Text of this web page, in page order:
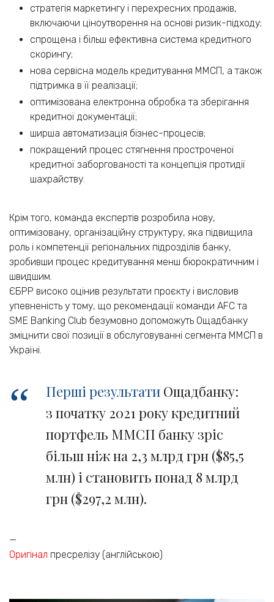
стратегія маркетингу і перехресних продажів,
включаючи ціноутворення на основі ризик-підходу;
спрощена і більш ефективна система кредитного
скорингу;
нова сервісна модель кредитування ММСП, а також
підтримка в її реалізації;
оптимізована електронна обробка та зберігання
кредитної документації;
ширша автоматизація бізнес-процесів;
покращений процес стягнення простроченої
кредитної заборгованості та концепція протидії
шахрайству.
Крім того, команда експертів розробила нову,
оптимізовану, організаційну структуру, яка підвищила
роль і компетенції регіональних підрозділів банку,
зробивши процес кредитування менш бюрократичним і
швидшим.
ЄБРР високо оцінив результати проєкту і висловив
упевненість у тому, що рекомендації команди AFC та
SME Banking Club безумовно допоможуть Ощадбанку
зміцнити свої позиції в обслуговуванні сегмента ММСП в
Україні.
Перші результати Ощадбанку:
з початку 2021 року кредитний
портфель ММСП банку зріс
більш ніж на 2,3 млрд грн ($85,5
млн) і становить понад 8 млрд
грн ($297,2 млн).
—
Оригінал пресрелізу (англійською)